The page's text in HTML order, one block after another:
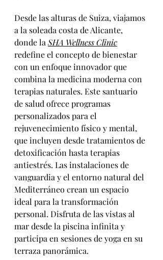
Desde las alturas de Suiza, viajamos
a la soleada costa de Alicante,
donde la SHA Wellness Clinic
redefine el concepto de bienestar
con un enfoque innovador que
combina la medicina moderna con
terapias naturales. Este santuario
de salud ofrece programas
personalizados para el
rejuvenecimiento físico y mental,
que incluyen desde tratamientos de
detoxificación hasta terapias
antiestrés. Las instalaciones de
vanguardia y el entorno natural del
Mediterráneo crean un espacio
ideal para la transformación
personal. Disfruta de las vistas al
mar desde la piscina infinita y
participa en sesiones de yoga en su
terraza panorámica.